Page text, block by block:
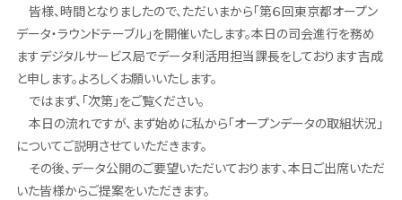
皆様、時間となりましたので、ただいまから「第６回東京都オープン
データ・ラウンドテーブル」を開催いたします。本日の司会進行を務め
ますデジタルサービス局でデータ利活用担当課長をしております吉成
と申します。よろしくお願いいたします。
ではまず、「次第」をご覧ください。
本日の流れですが、まず始めに私から「オープンデータの取組状況」
についてご説明させていただきます。
その後、データ公開のご要望いただいております、本日ご出席いただ
いた皆様からご提案をいただきます。